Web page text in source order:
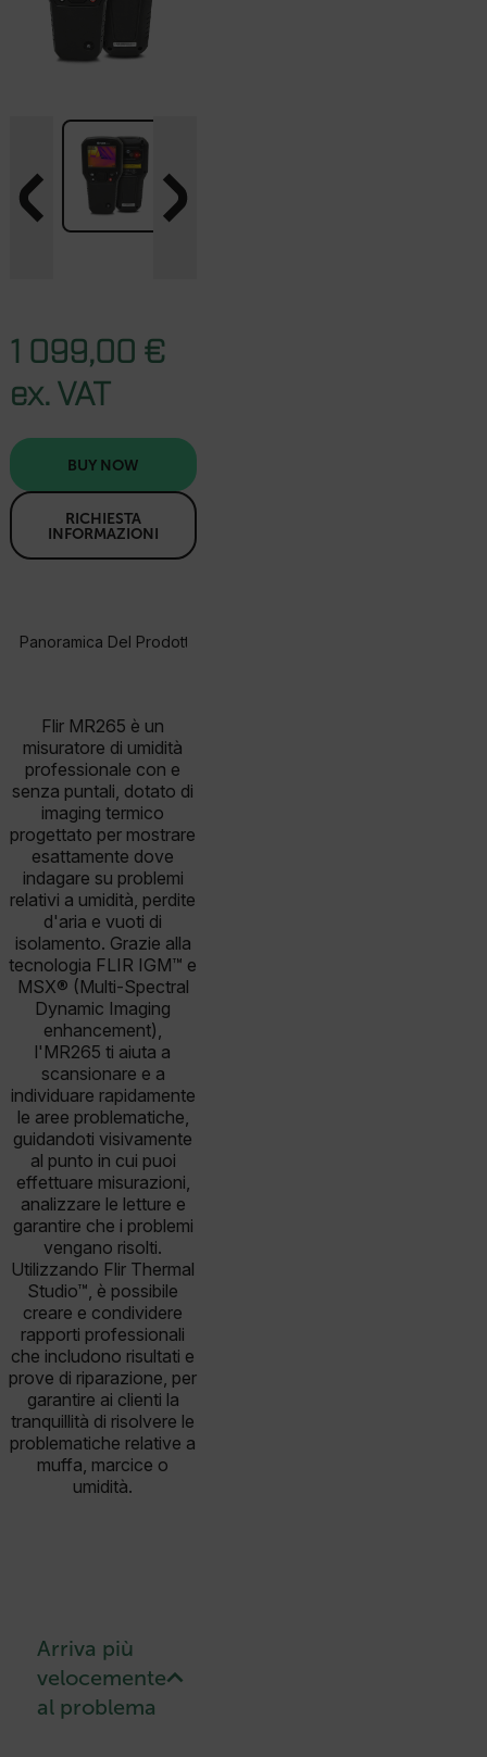
1 099,00 €
ex. VAT
BUY NOW
RICHIESTA
INFORMAZIONI
Panoramica Del Prodotto
Flir MR265 è un
misuratore di umidità
professionale con e
senza puntali, dotato di
imaging termico
progettato per mostrare
esattamente dove
indagare su problemi
relativi a umidità, perdite
d'aria e vuoti di
isolamento. Grazie alla
tecnologia FLIR IGM™ e
MSX® (Multi-Spectral
Dynamic Imaging
enhancement),
l'MR265 ti aiuta a
scansionare e a
individuare rapidamente
le aree problematiche,
guidandoti visivamente
al punto in cui puoi
effettuare misurazioni,
analizzare le letture e
garantire che i problemi
vengano risolti.
Utilizzando Flir Thermal
Studio™, è possibile
creare e condividere
rapporti professionali
che includono risultati e
prove di riparazione, per
garantire ai clienti la
tranquillità di risolvere le
problematiche relative a
muffa, marcice o
umidità.
Arriva più
velocemente
al problema